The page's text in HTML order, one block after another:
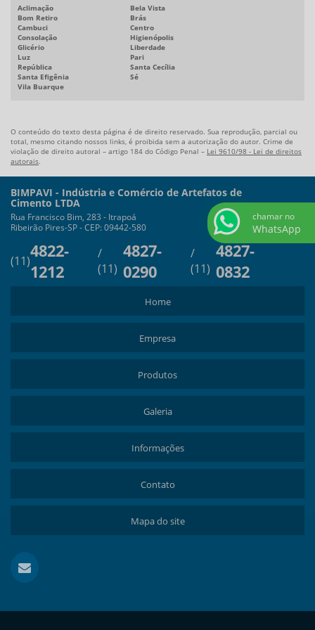
Anel para poço artesiano
Bloco de concreto para calçada
Aclimação
Bela Vista
Bom Retiro
Brás
Cambuci
Centro
Consolação
Higienópolis
Glicério
Liberdade
Luz
Pari
República
Santa Cecília
Santa Efigênia
Sé
Vila Buarque
O conteúdo do texto desta página é de direito reservado. Sua reprodução, parcial ou
total, mesmo citando nossos links, é proibida sem a autorização do autor. Crime de
violação de direito autoral – artigo 184 do Código Penal – Lei 9610/98 - Lei de direitos
autorais.
BIMPAVI - Indústria e Comércio de Artefatos de
Cimento LTDA
Rua Francisco Bim, 283 - Itrapoá
Ribeirão Pires-SP - CEP: 09442-580
(11)4822-
1212
/
(11)
4827-
0290
/
(11)
4827-
0832
Home
Empresa
Produtos
Galeria
Informações
Contato
Mapa do site
chamar no
WhatsApp